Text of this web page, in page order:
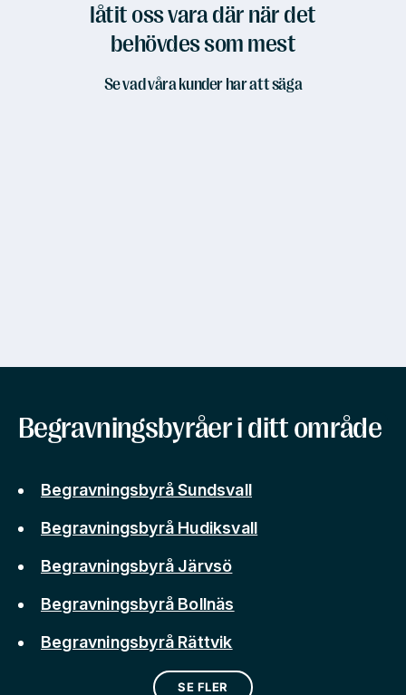
låtit oss vara där när det
behövdes som mest
Se vad våra kunder har att säga
Begravningsbyråer i ditt område
Begravningsbyrå Sundsvall
Begravningsbyrå Hudiksvall
Begravningsbyrå Järvsö
Begravningsbyrå Bollnäs
Begravningsbyrå Rättvik
SE FLER